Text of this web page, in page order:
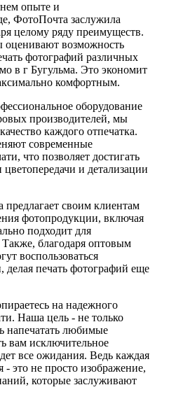
опыте и
ФотоПочта заслужила
целому ряду преимуществ.
возможность
фотографий различных
в г Бугульма. Это экономит
комфортным.
оборудование
производителей, мы
каждого отпечатка.
современные
что позволяет достигать
и детализации
своим клиентам
фотопродукции, включая
подходит для
благодаря оптовым
воспользоваться
печать фотографий еще
на надежного
Наша цель - не только
напечатать любимые
вам исключительное
все ожидания. Ведь каждая
- это не просто изображение,
которые заслуживают